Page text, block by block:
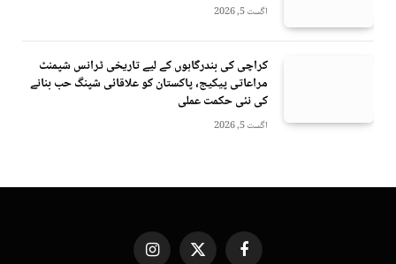
اگست 5, 2026
کراچی کی بندرگاہوں کے لیے تاریخی ٹرانس شپمنٹ
مراعاتی پیکیج، پاکستان کو علاقائی شپنگ حب بنانے
کی نئی حکمت عملی
اگست 5, 2026
Facebook
X
Instagram